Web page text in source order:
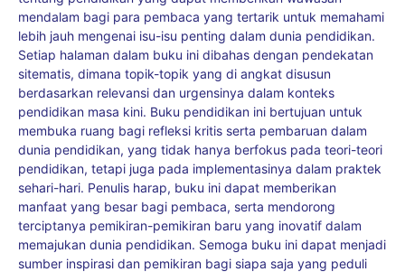
mendalam bagi para pembaca yang tertarik untuk memahami
lebih jauh mengenai isu-isu penting dalam dunia pendidikan.
Setiap halaman dalam buku ini dibahas dengan pendekatan
sitematis, dimana topik-topik yang di angkat disusun
berdasarkan relevansi dan urgensinya dalam konteks
pendidikan masa kini. Buku pendidikan ini bertujuan untuk
membuka ruang bagi refleksi kritis serta pembaruan dalam
dunia pendidikan, yang tidak hanya berfokus pada teori-teori
pendidikan, tetapi juga pada implementasinya dalam praktek
sehari-hari. Penulis harap, buku ini dapat memberikan
manfaat yang besar bagi pembaca, serta mendorong
terciptanya pemikiran-pemikiran baru yang inovatif dalam
memajukan dunia pendidikan. Semoga buku ini dapat menjadi
sumber inspirasi dan pemikiran bagi siapa saja yang peduli